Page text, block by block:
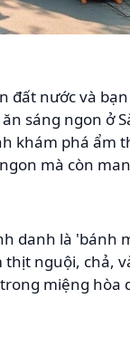
đất nước và
sáng ngon ở
khám phá ẩm
mà còn
danh là 'bánh
thịt nguội, chả,
miệng hòa